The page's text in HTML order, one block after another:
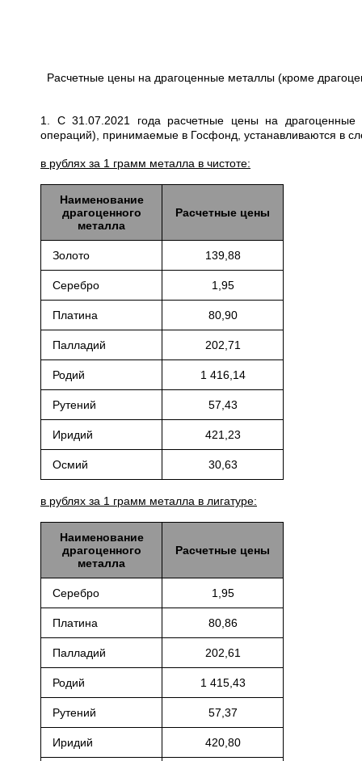
Расчетные цены на драгоценные металлы (кроме
1. С 31.07.2021 года расчетные цены на драгоценные
операций), принимаемые в Госфонд, устанавливаются в
в рублях за 1 грамм металла в чистоте:
Наименование
драгоценного
металла
Расчетные цены
Золото 139,88
Серебро 1,95
Платина 80,90
Палладий 202,71
Родий 1 416,14
Рутений 57,43
Иридий 421,23
Осмий 30,63
в рублях за 1 грамм металла в лигатуре:
Наименование
драгоценного
металла
Расчетные цены
Серебро 1,95
Платина 80,86
Палладий 202,61
Родий 1 415,43
Рутений 57,37
Иридий 420,80